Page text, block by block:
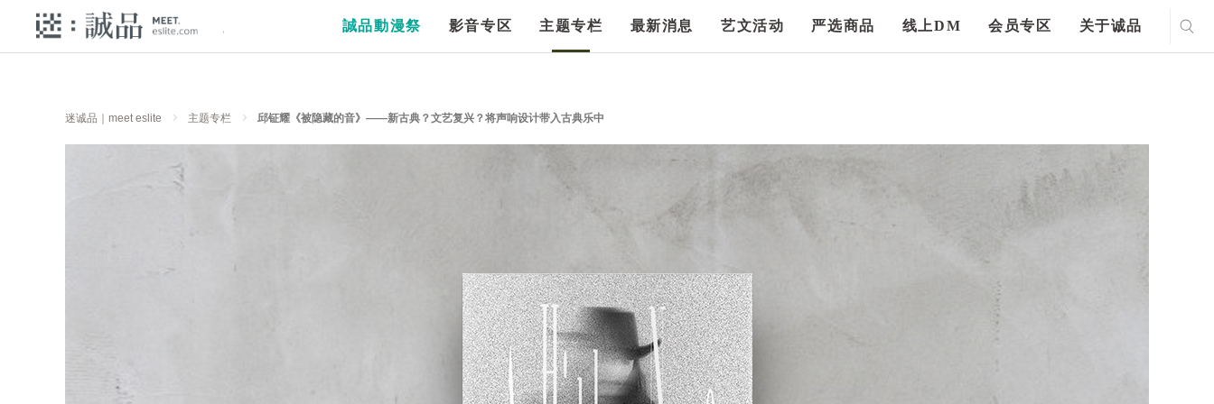
誠品動漫祭 影音专区 主题专栏 最新消息 艺文活动 严选商品 线上DM 会员专区 关于诚品
迷诚品｜meet eslite 主题专栏 邱钲耀《被隐藏的音》——新古典？文艺复兴？将声响设计带入古典乐中